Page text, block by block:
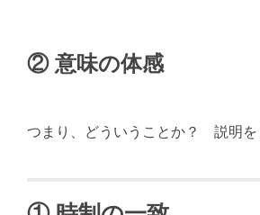
② 意味の体感
つまり、どういうことか？ 説明を